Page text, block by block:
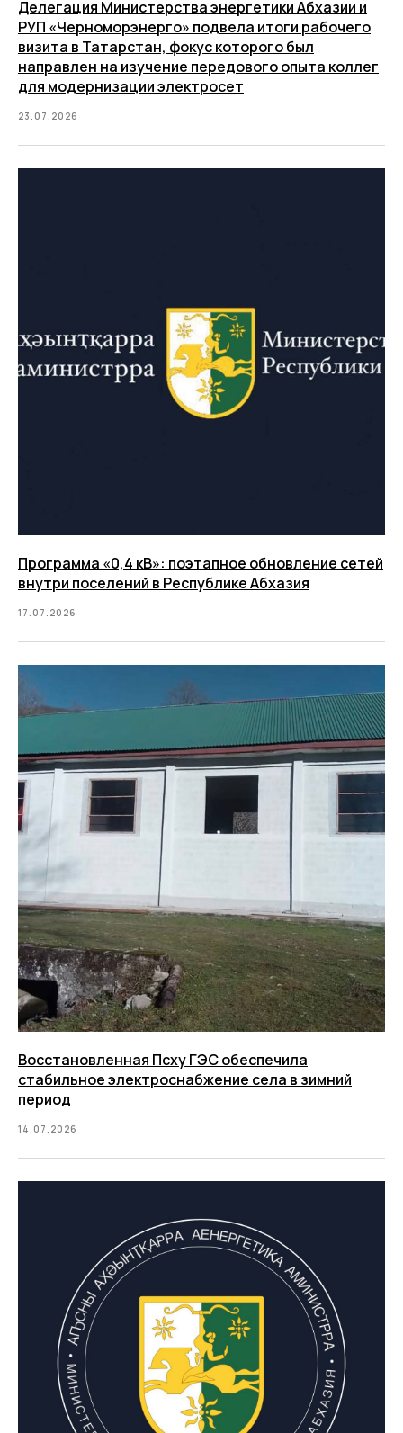
Делегация Министерства энергетики Абхазии и
РУП «Черноморэнерго» подвела итоги рабочего
визита в Татарстан, фокус которого был
направлен на изучение передового опыта коллег
для модернизации электросет
23.07.2026
Программа «0,4 кВ»: поэтапное обновление сетей
внутри поселений в Республике Абхазия
17.07.2026
Восстановленная Псху ГЭС обеспечила
стабильное электроснабжение села в зимний
период
14.07.2026